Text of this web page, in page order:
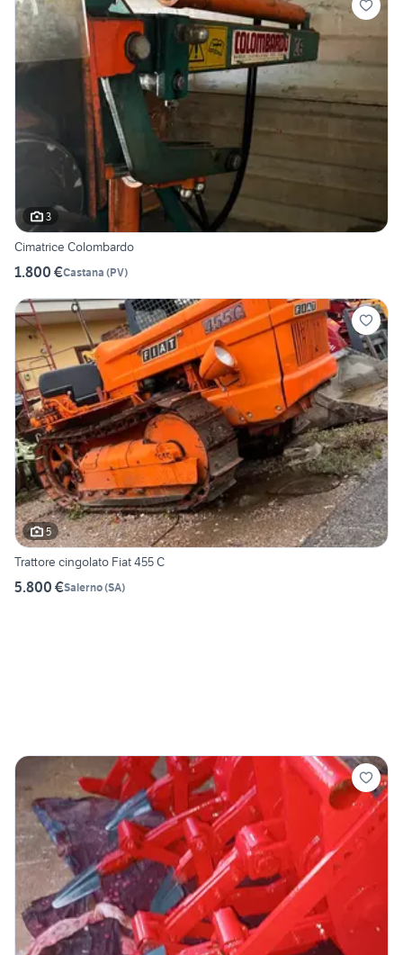
3
Cimatrice Colombardo
1.800 €Castana (PV)
5
Trattore cingolato Fiat 455 C
5.800 €Salerno(SA)